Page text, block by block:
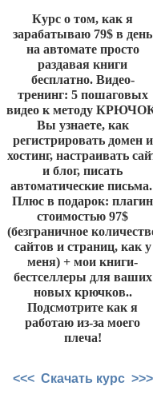
Курс о том, как я
зарабатываю 79$ в день
на автомате просто
раздавая книги
бесплатно. Видео-
тренинг: 5 пошаговых
видео к методу
Вы узнаете, как
регистрировать домен и
хостинг, настраивать
и блог, писать
автоматические
Плюс в подарок: плагин
стоимостью 97$
(безграничное
сайтов и страниц, как у
меня) + мои книги-
бестселлеры для ваших
новых крючков..
Подсмотрите как я
работаю из-за моего
плеча!
<<< Скачать курс >>>